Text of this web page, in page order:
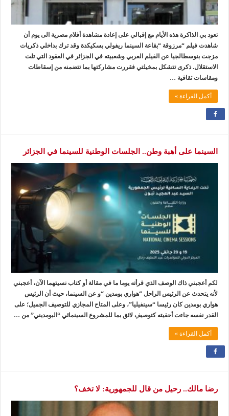
تعود بي الذاكرة هذه الأيام مع إقبالي على إعادة مشاهدة أفلام مصرية الى يوم أن
شاهدت فيلم “مرزوقة “بقاعة السينما ريفولي بسكيكدة وقد ترك بداخلي ذكريات
مزجت بنوسطالجيا عن الفيلم العربي وشعبيته في الجزائر في العقود التي تلت
الاستقلال. ذكرى تتشكل بمخيلتي فقررت مشاركتها بما تتضمنه من إسقاطات
ومقاسات ثقافية …
أكمل القراءة »
السينما على أهبة وطن.. الجلسات الوطنية للسينما في الجزائر
لكم أعجبني ذاك الوصف الذي قرأته يوما ما في مقالة أو كتاب نسيتهما الآن، أعجبني
لأنه يتحدث عن الرئيس الراحل “هواري بومدين “و عن السينما، حيث أن الرئيس
هواري بومدين كان رئيسا “سينفيليا”، وعلى المتاح المجازي للتوصيف الجميل؛ على
القدر نفسه جاءت أحقيته كتوصيفِ لائق بما للمشروع السينمائي “البومديني” من …
أكمل القراءة »
رضا مالك.. رحيل من قال للجمهورية: لا تخف؟